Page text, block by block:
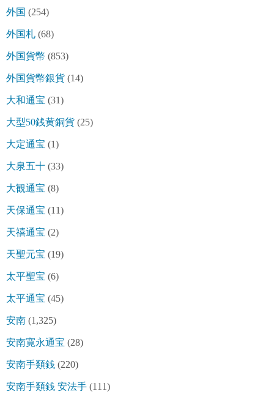
外国 (254)
外国札 (68)
外国貨幣 (853)
外国貨幣銀貨 (14)
大和通宝 (31)
大型50銭黄銅貨 (25)
大定通宝 (1)
大泉五十 (33)
大観通宝 (8)
天保通宝 (11)
天禧通宝 (2)
天聖元宝 (19)
太平聖宝 (6)
太平通宝 (45)
安南 (1,325)
安南寛永通宝 (28)
安南手類銭 (220)
安南手類銭 安法手 (111)